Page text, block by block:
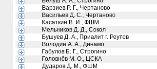
Варзиев Р. Г., Чертаново
Васильев Д. С., Чертаново
Касаткин В. И., ФШМ
Мельников Д. Д., Сокол
Бушуев Д. А., Приалит г. Реутов
Володин А. А., Динамо
Габулов Б. Г., Строгино
Головнёв М. О., ЦСКА
Дударов Д. М., ФШМ